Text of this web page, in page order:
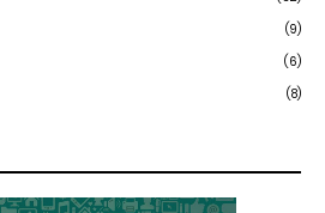
(9)
(6)
(8)